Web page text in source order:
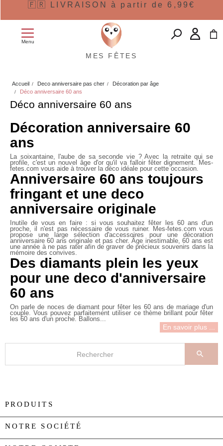
🇫🇷 LIVRAISON à partir de 6,99€
Menu
MES FÊTES
Accueil Deco anniversaire pas cher
Décoration par âge
Déco anniversaire 60 ans
Déco anniversaire 60 ans
Décoration anniversaire 60
ans
La soixantaine, l'aube de sa seconde vie ? Avec la retraite qui se
profile, c'est un nouvel âge d'or qu'il va falloir fêter dignement. Mes-
fetes.com vous aide à trouver la déco idéale pour cette occasion.
Anniversaire 60 ans toujours
fringant et une deco
anniversaire originale
Inutile de vous en faire : si vous souhaitez fêter les 60 ans d'un
proche, il n'est pas nécessaire de vous ruiner. Mes-fetes.com vous
propose une large sélection d'accessoires pour une décoration
anniversaire 60 ans originale et pas cher. Âge inestimable, 60 ans est
une année à ne pas rater afin de graver de précieux souvenirs dans la
mémoire des convives.
Des diamants plein les yeux
pour une deco d'anniversaire
60 ans
On parle de noces de diamant pour fêter les 60 ans de mariage d'un
couple. Vous pouvez parfaitement utiliser ce thème brillant pour fêter
les 60 ans d'un proche. Ballons...
En savoir plus ...

PRODUITS
NOTRE SOCIÉTÉ